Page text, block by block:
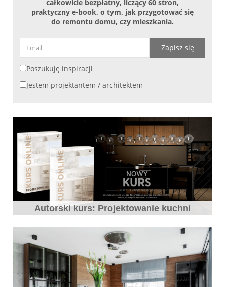
całkowicie bezpłatny, liczący 60 stron,
praktyczny e-book, o tym, jak przygotować się
do remontu domu, czy mieszkania.
Zapisz się
Poszukuję inspiracji
Jestem projektantem / architektem
Autorski kurs: Projektowanie kuchni